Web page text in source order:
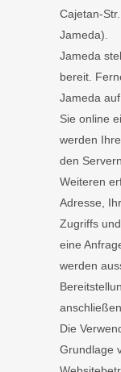
Cajetan-
Jameda).
Jameda
bereit.
Jameda
Sie online
werden
den
Weiteren
Adresse,
Zugriffs
eine
werden
Die
Grundlage